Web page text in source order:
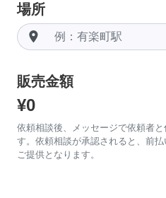
場所
room
販売金額
¥0
依頼相談後、メッセージで依頼者
す。依頼相談が承認されると、前
ご提供となります。